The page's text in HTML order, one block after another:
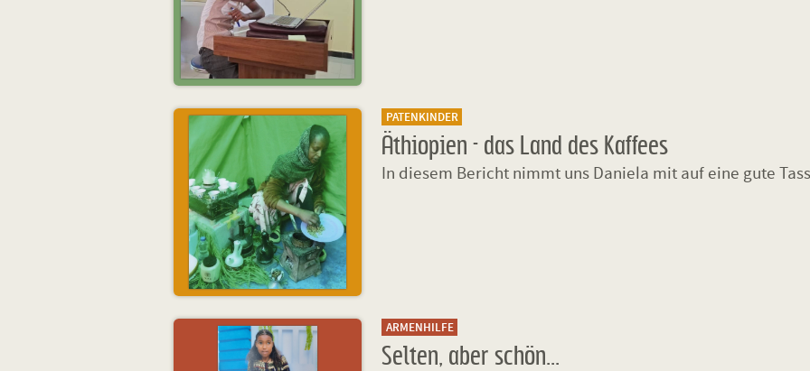
PATENKINDER
Äthiopien - das Land des Kaffees
In diesem Bericht nimmt uns Daniela mit auf eine gute
ARMENHILFE
Selten, aber schön...